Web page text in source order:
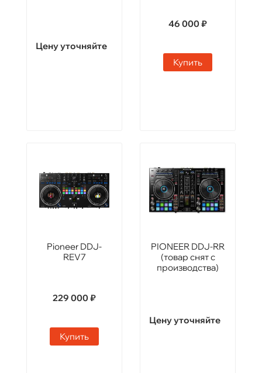
Цену уточняйте
46 000 ₽
Купить
Pioneer DDJ-
REV7
229 000 ₽
Купить
PIONEER DDJ-RR
(товар снят с
производства)
Цену уточняйте